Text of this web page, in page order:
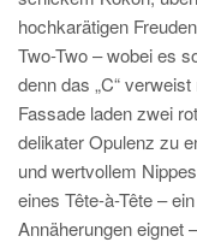
hochkarätigen
Two-Two – wobei es
denn das „C“
Fassade laden zwei
delikater Opulenz zu
und wertvollem
eines Tête-à-Tête –
Annäherungen eignet